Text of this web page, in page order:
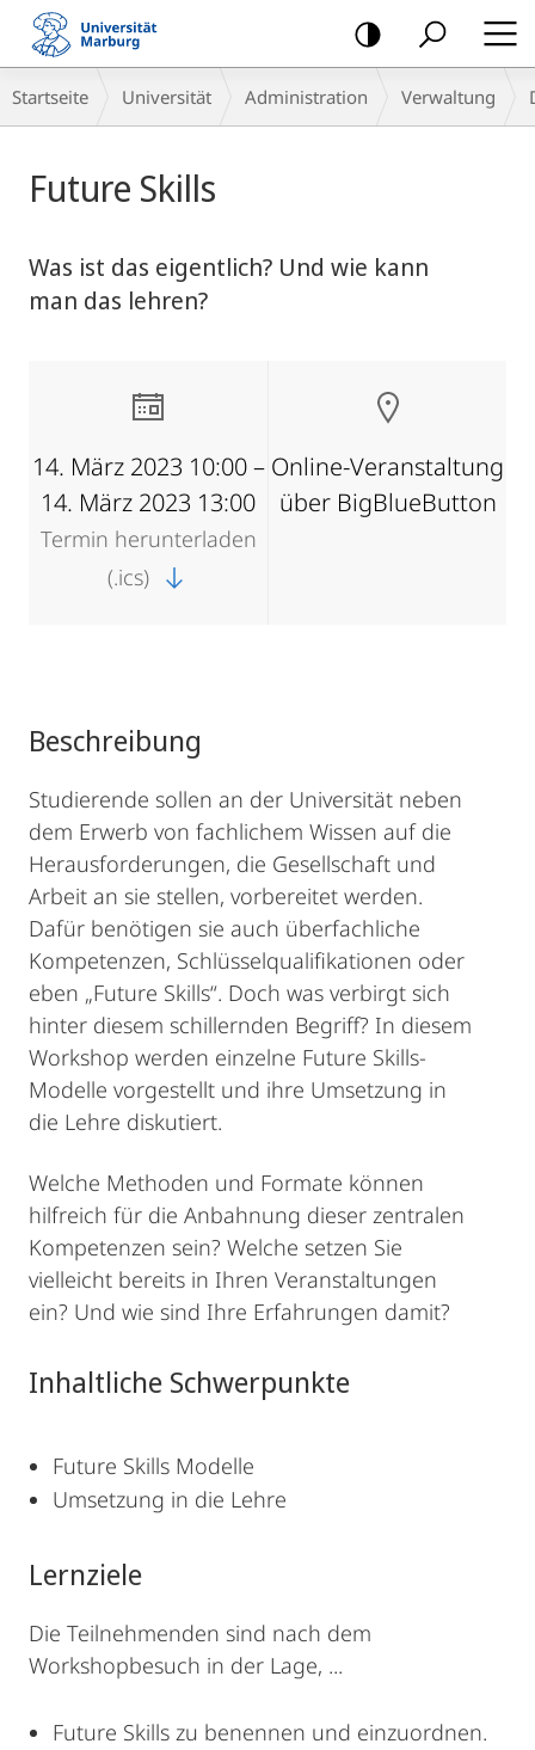
Mobile-
Navigation
Breadcrumb-
Navigation
Startseite Universität Administration Verwaltung
Future Skills
Was ist das eigentlich? Und wie kann
man das lehren?
14. März 2023 10:00 –
14. März 2023 13:00
Termin herunterladen
(.ics)
Online-Veranstaltung
über BigBlueButton
Beschreibung
Studierende sollen an der Universität neben
dem Erwerb von fachlichem Wissen auf die
Herausforderungen, die Gesellschaft und
Arbeit an sie stellen, vorbereitet werden.
Dafür benötigen sie auch überfachliche
Kompetenzen, Schlüsselqualifikationen oder
eben „Future Skills“. Doch was verbirgt sich
hinter diesem schillernden Begriff? In diesem
Workshop werden einzelne Future Skills-
Modelle vorgestellt und ihre Umsetzung in
die Lehre diskutiert.
Welche Methoden und Formate können
hilfreich für die Anbahnung dieser zentralen
Kompetenzen sein? Welche setzen Sie
vielleicht bereits in Ihren Veranstaltungen
ein? Und wie sind Ihre Erfahrungen damit?
Inhaltliche Schwerpunkte
Future Skills Modelle
Umsetzung in die Lehre
Lernziele
Die Teilnehmenden sind nach dem
Workshopbesuch in der Lage, ...
Future Skills zu benennen und einzuordnen.